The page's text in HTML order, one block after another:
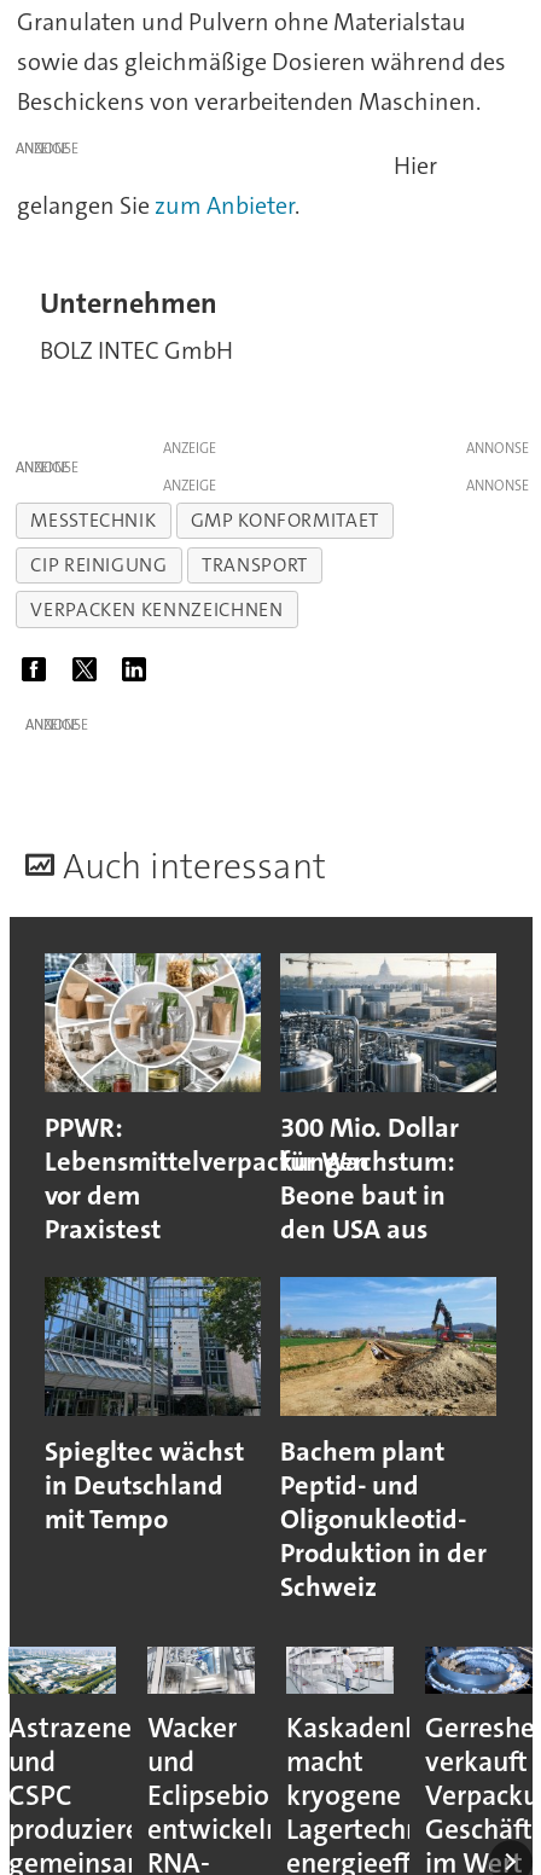
Granulaten und Pulvern ohne Materialstau
sowie das gleichmäßige Dosieren während des
Beschickens von verarbeitenden Maschinen.
ANZEIGE
Hier
gelangen Sie zum Anbieter.
Unternehmen
BOLZ INTEC GmbH
ANZEIGE
ANZEIGE
ANZEIGE
MESSTECHNIK
GMP KONFORMITAET
CIP REINIGUNG
TRANSPORT
VERPACKEN KENNZEICHNEN
ANZEIGE
Auch interessant
PPWR:
Lebensmittelverpackungen
vor dem
Praxistest
300 Mio. Dollar
für Wachstum:
Beone baut in
den USA aus
Spiegltec wächst
in Deutschland
mit Tempo
Bachem plant
Peptid- und
Oligonukleotid-
Produktion in der
Schweiz
Astrazeneca
und
CSPC
produzieren
gemeinsam
Wacker
und
Eclipsebio
entwickeln
RNA-
Kaskadenkonzept
macht
kryogene
Lagertechnik
energieeffizienter
verkauft
im Wert